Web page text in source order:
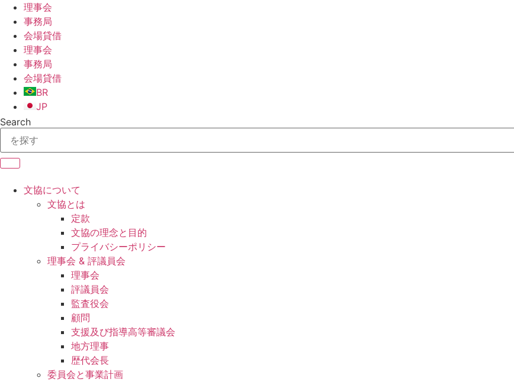
Skip
content
理事会
事務局
会場貸借
理事会
事務局
会場貸借
BR
JP
Search
文協について
文協とは
定款
文協の理念と目的
プライバシーポリシー
理事会 & 評議員会
理事会
評議員会
監査役会
顧問
支援及び指導高等審議会
地方理事
歴代会長
委員会と事業計画